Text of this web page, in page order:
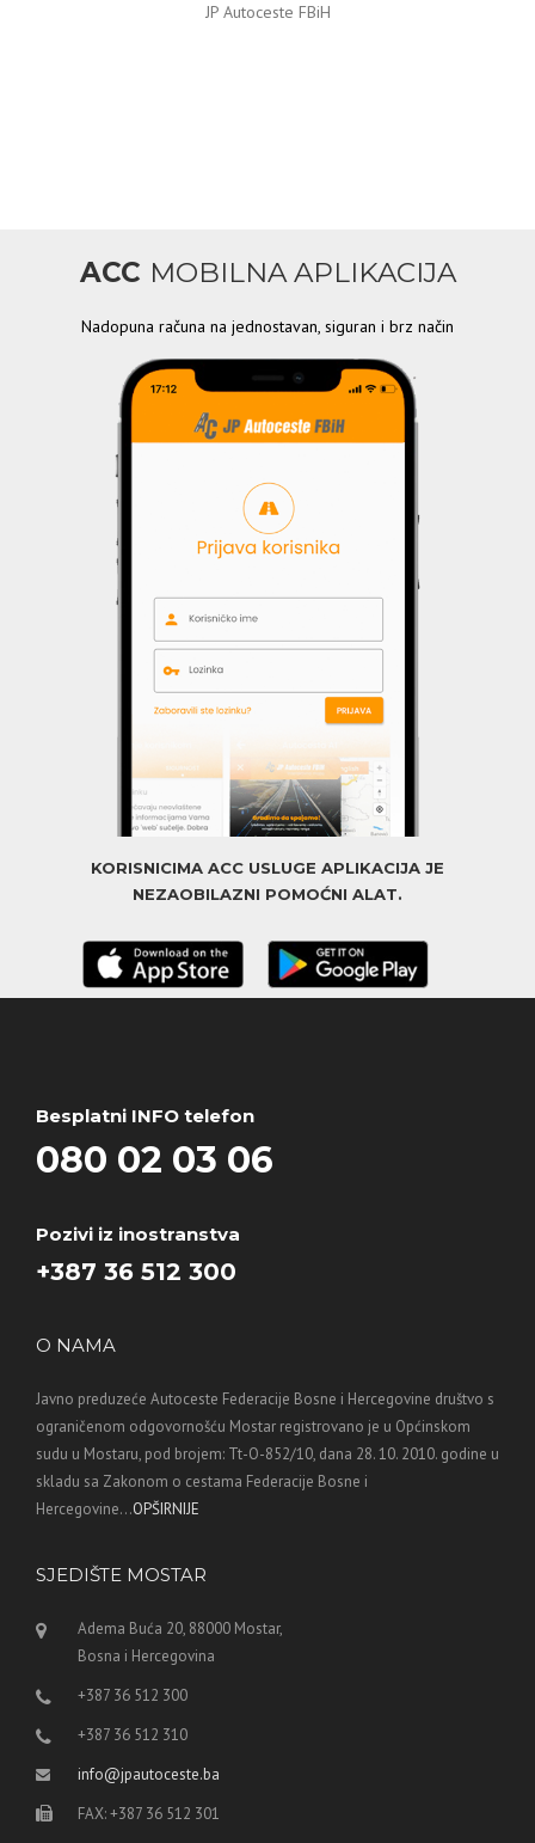
JP Autoceste FBiH
ACC MOBILNA APLIKACIJA
Nadopuna računa na jednostavan, siguran i brz način
KORISNICIMA ACC USLUGE APLIKACIJA JE
NEZAOBILAZNI POMOĆNI ALAT.
Besplatni INFO telefon
080 02 03 06
Pozivi iz inostranstva
+387 36 512 300
O NAMA
Javno preduzeće Autoceste Federacije Bosne i Hercegovine društvo s
ograničenom odgovornošću Mostar registrovano je u Općinskom
sudu u Mostaru, pod brojem: Tt-O-852/10, dana 28. 10. 2010. godine u
skladu sa Zakonom o cestama Federacije Bosne i
Hercegovine...OPŠIRNIJE
SJEDIŠTE MOSTAR
Adema Buća 20, 88000 Mostar,
Bosna i Hercegovina
+387 36 512 300
+387 36 512 310
info@jpautoceste.ba
FAX: +387 36 512 301